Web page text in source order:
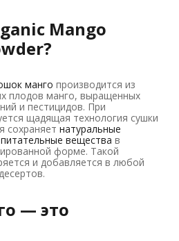
Mango
манго производится из
плодов манго, выращенных
и пестицидов. При
щадящая технология сушки
сохраняет натуральные
вещества в
форме. Такой
и добавляется в любой
— это